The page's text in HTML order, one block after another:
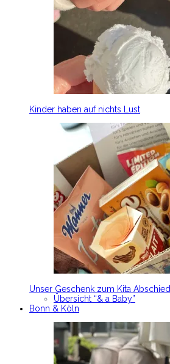
Kinder haben auf nichts Lust
Unser Geschenk zum Kita Abschied
Übersicht “& a Baby”
Bonn & Köln